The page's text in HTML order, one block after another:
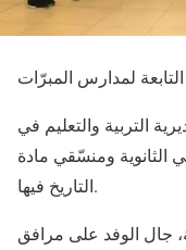
التربية والتعليم في
الثانوية ومنسّقي مادة
التاريخ فيها.
جال الوفد على مرافق